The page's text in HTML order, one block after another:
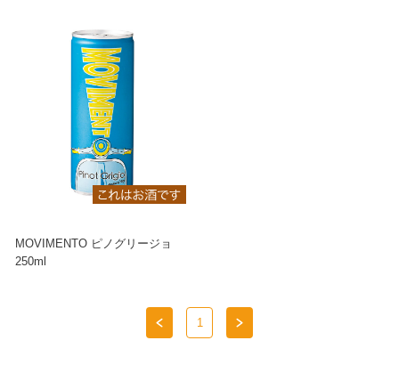
MOVIMENTO ピノグリージョ
250ml
1